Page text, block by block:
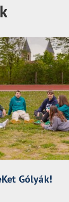
Gólyák!